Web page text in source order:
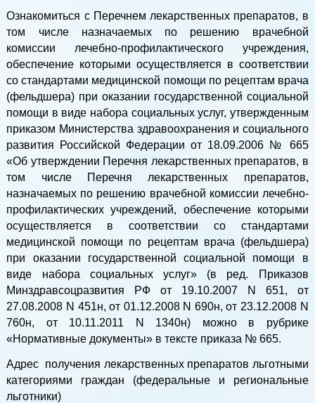
Ознакомиться с Перечнем лекарственных препаратов, в
том числе назначаемых по решению врачебной
комиссии лечебно-профилактического учреждения,
обеспечение которыми осуществляется в соответствии
со стандартами медицинской помощи по рецептам врача
(фельдшера) при оказании государственной социальной
помощи в виде набора социальных услуг, утвержденным
приказом Министерства здравоохранения и социального
развития Российской Федерации от 18.09.2006 № 665
«Об утверждении Перечня лекарственных препаратов, в
том числе Перечня лекарственных препаратов,
назначаемых по решению врачебной комиссии лечебно-
профилактических учреждений, обеспечение которыми
осуществляется в соответствии со стандартами
медицинской помощи по рецептам врача (фельдшера)
при оказании государственной социальной помощи в
виде набора социальных услуг» (в ред. Приказов
Минздравсоцразвития РФ от 19.10.2007 N 651, от
27.08.2008 N 451н, от 01.12.2008 N 690н, от 23.12.2008 N
760н, от 10.11.2011 N 1340н) можно в рубрике
«Нормативные документы» в тексте приказа № 665.
Адрес получения лекарственных препаратов льготными
категориями граждан (федеральные и региональные
льготники)